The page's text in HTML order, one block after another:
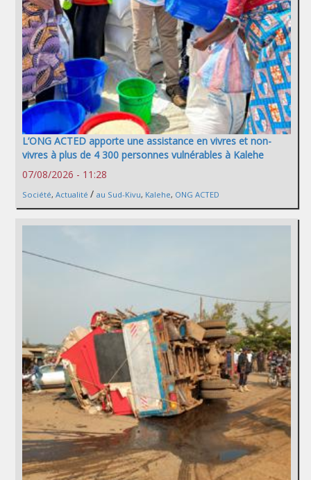
L’ONG ACTED apporte une assistance en vivres et non-
vivres à plus de 4 300 personnes vulnérables à Kalehe
07/08/2026 - 11:28
Société, Actualité / au Sud-Kivu, Kalehe, ONG ACTED